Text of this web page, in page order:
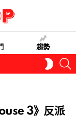
趨勢
SKIN
3》反派